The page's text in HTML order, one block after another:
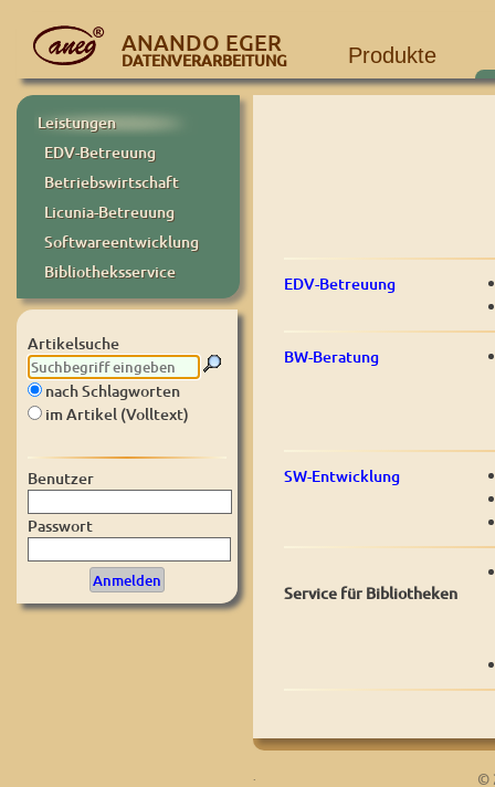
ANANDO EGER
DATENVERARBEITUNG Produkte
Leistungen
EDV-Betreuung
Betriebswirtschaft
Licunia-Betreuung
Softwareentwicklung
Bibliotheksservice
Artikelsuche
nach Schlagworten
im Artikel (Volltext)
Benutzer
Passwort
EDV-Betreuung
BW-Beratung
SW-Entwicklung
Service für Bibliotheken
©